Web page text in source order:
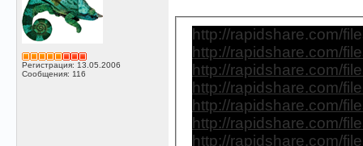
Регистрация: 13.05.2006
Сообщения: 116
http://rapidshare.com/
http://rapidshare.com/
http://rapidshare.com/
http://rapidshare.com/
http://rapidshare.com/
http://rapidshare.com/
http://rapidshare.com/